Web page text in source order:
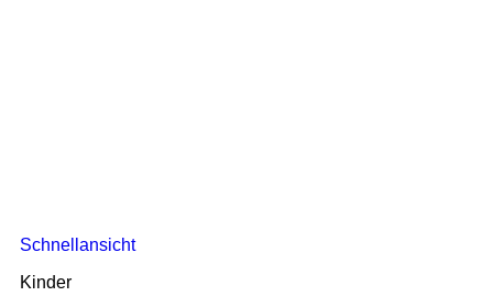
Schnellansicht
Kinder